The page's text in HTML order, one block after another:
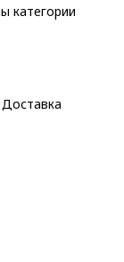
категории
Доставка